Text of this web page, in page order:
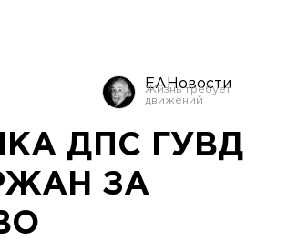
ЕАНовости
ДПС ГУВД
ЗА